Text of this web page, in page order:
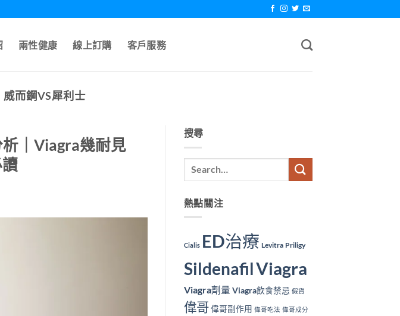
兩性健康 線上訂購 客戶服務
威而鋼VS犀利士
｜Viagra幾耐見
搜尋
熱點關注
Cialis ED治療 Levitra Priligy
SildenafilViagra
Viagra劑量 Viagra飲食禁忌 假貨
偉哥 偉哥副作用 偉哥吃法 偉哥成分